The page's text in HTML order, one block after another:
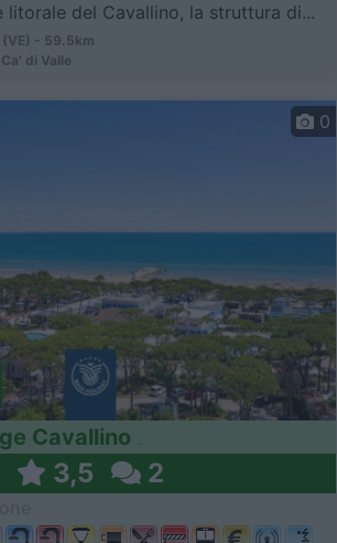
litorale del Cavallino, la struttura di...
- 59.5km
di Valle
0
Cavallino
3,5 2